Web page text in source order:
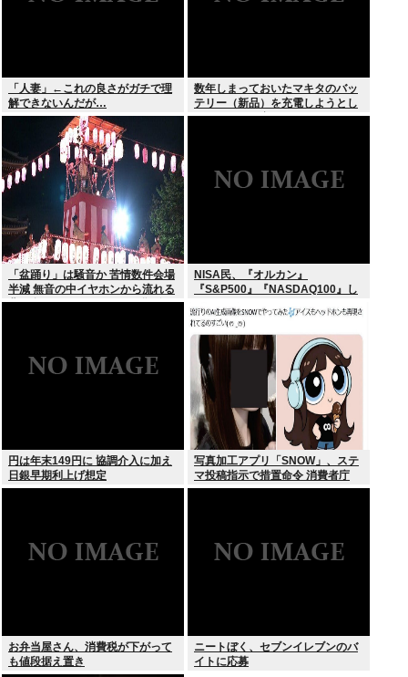
「人妻」←これの良さがガチで理
解できないんだが…
数年しまっておいたマキタのバッ
テリー（新品）を充電しようとし
たらエラーで充電できないんだ
「盆踊り」は騒音か 苦情数件会場
半減 無音の中イヤホンから流れる
曲に合わせ踊るサイレント盆ダン
NISA民、『オルカン』
『S&P500』『NASDAQ100』し
円は年末149円に 協調介入に加え
日銀早期利上げ想定
写真加工アプリ「SNOW」、ステ
マ投稿指示で措置命令 消費者庁
お弁当屋さん、消費税が下がって
も値段据え置き
ニートぼく、セブンイレブンのバ
イトに応募